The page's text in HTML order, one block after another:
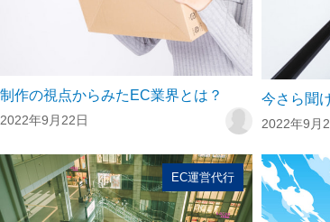
制作の視点からみたEC業界とは？
2022年9月22日
今さら聞
2022年9月
EC運営代行